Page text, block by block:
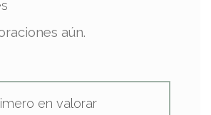
aún.
en valorar